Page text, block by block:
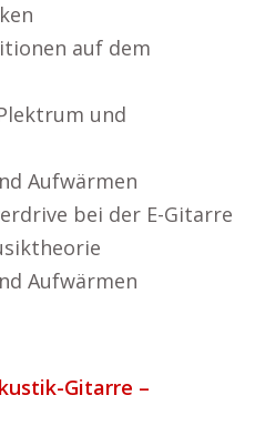
auf dem
und
Aufwärmen
bei der E-Gitarre
Aufwärmen
Gitarre –